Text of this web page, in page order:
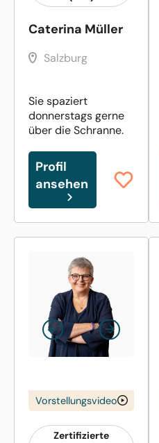
Caterina Müller
Salzburg
Sie spaziert
donnerstags gerne
über die Schranne.
Profil
ansehen
Vorstellungsvideo
Zertifizierte